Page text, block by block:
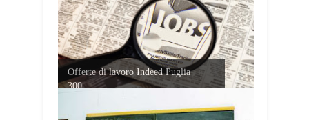
Offerte di lavoro Indeed Puglia
300...